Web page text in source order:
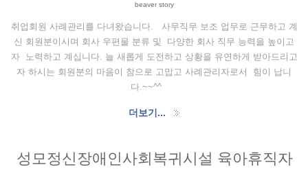
beaver story
취업회원 사례관리를 다녀왔습니다. 사무직무 보조 업무로 근무하고 계
신 회원분이시며 회사 우편물 분류 및 다양한 회사 직무 능력을 높이고
자 노력하고 계십니다. 늘 새롭게 도전하고 상황을 유연하게 받아드리고
자 하시는 회원분의 마음이 참으로 고맙고 사례관리자로서 힘이 납니
다.~~^^
더보기...
성모정신장애인사회복귀시설 육아휴직자